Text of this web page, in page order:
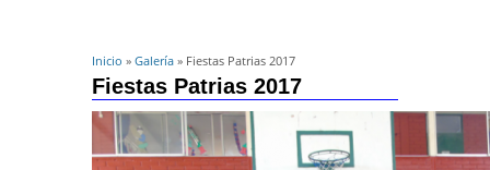
Inicio » Galería » Fiestas Patrias 2017
Fiestas Patrias 2017